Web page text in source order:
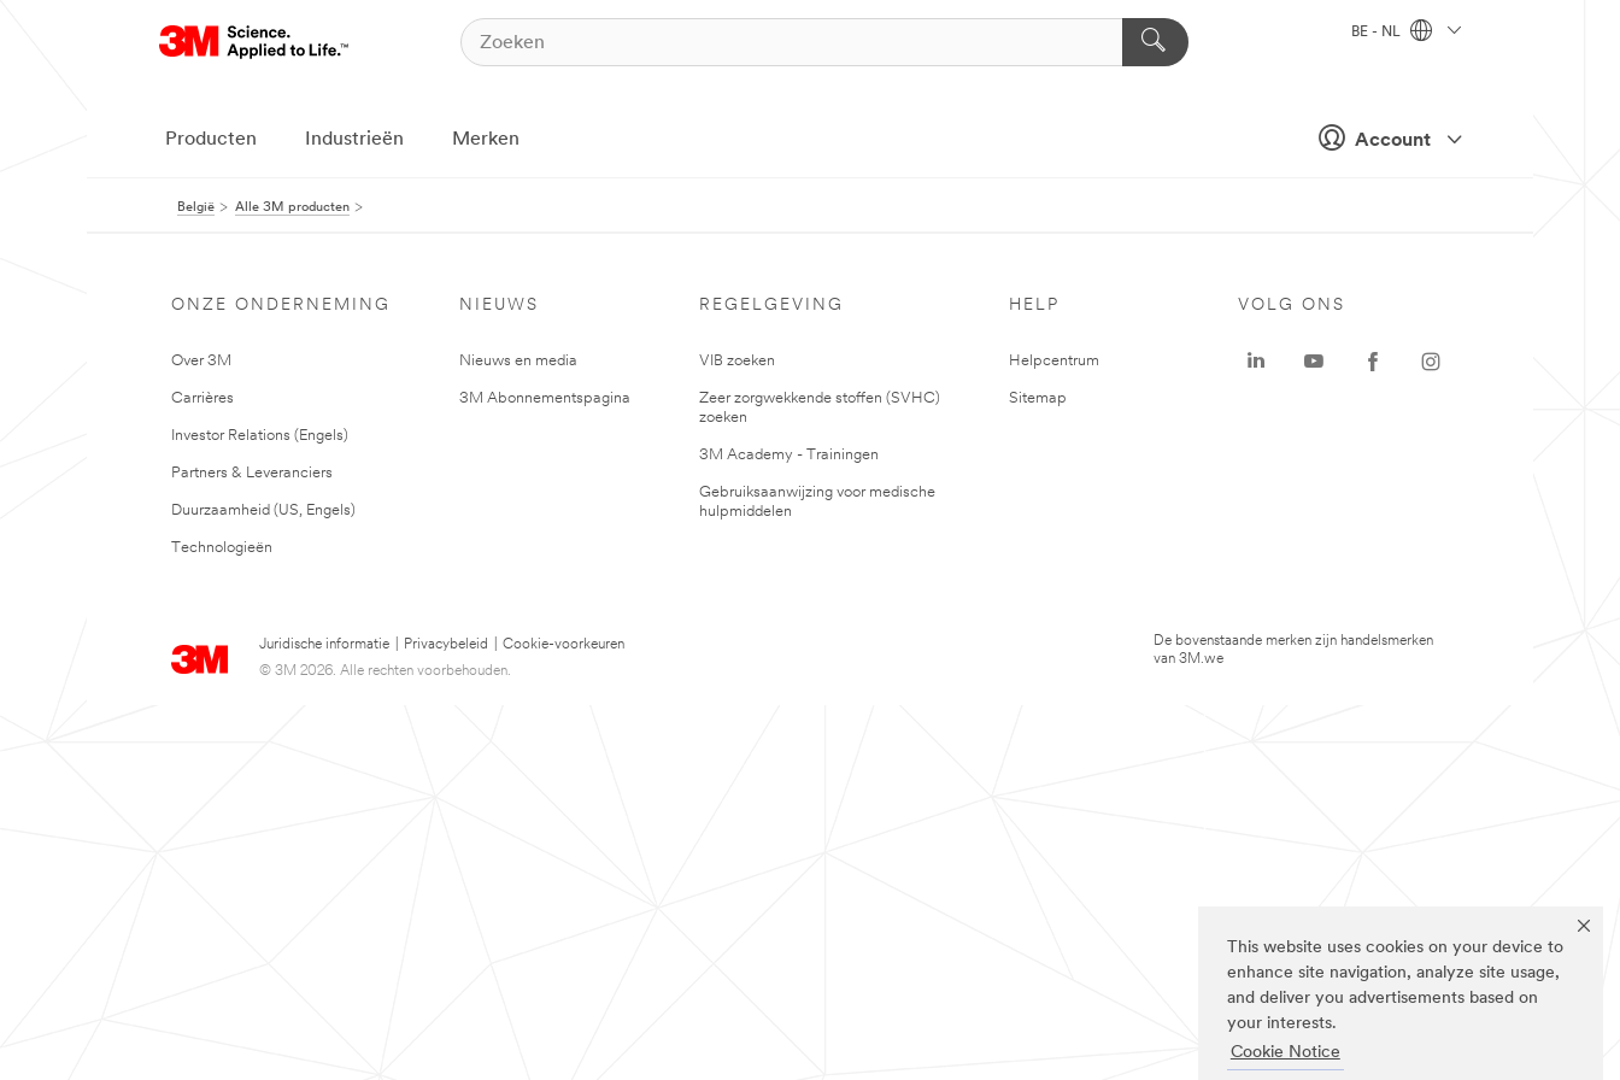
This website uses cookies on your device to
enhance site navigation, analyze site usage,
and deliver you advertisements based on
your interests.
Cookie Notice
Account
BE - NL
Producten Industrieën Merken
België Alle 3M producten
ONZE ONDERNEMING
Over 3M
Carrières
Investor Relations (Engels)
Partners & Leveranciers
Duurzaamheid (US, Engels)
Technologieën
NIEUWS
Nieuws en media
3M Abonnementspagina
REGELGEVING
VIB zoeken
Zeer zorgwekkende stoffen (SVHC)
zoeken
3M Academy - Trainingen
Gebruiksaanwijzing voor medische
hulpmiddelen
HELP
Helpcentrum
Sitemap
Juridische informatie Privacybeleid
Cookie-voorkeuren
© 3M 2026. Alle rechten voorbehouden.
VOLG ONS
De bovenstaande merken zijn handelsmerken
van 3M.we